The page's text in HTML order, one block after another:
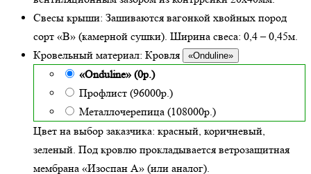
Свесы крыши: Зашиваются вагонкой хвойных пород
сорт «В» (камерной сушки). Ширина свеса: 0,4 – 0,45м.
Кровельный материал: Кровля «Onduline»
«Onduline» (0р.)
Профлист (96000р.)
Металлочерепица (108000р.)
Цвет на выбор заказчика: красный, коричневый,
зеленый. Под кровлю прокладывается ветрозащитная
мембрана «Изоспан А» (или аналог).